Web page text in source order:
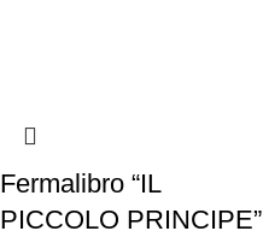
Fermalibro “IL
PICCOLO PRINCIPE”